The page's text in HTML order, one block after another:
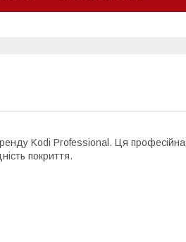
Kodi Professional. Ця
покриття.